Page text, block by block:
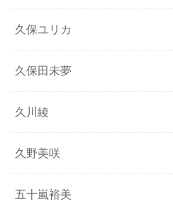
久保ユリカ
久保田未夢
久川綾
久野美咲
五十嵐裕美